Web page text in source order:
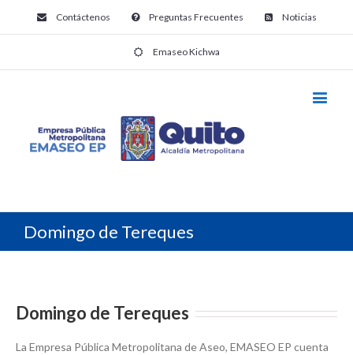
Contáctenos Preguntas Frecuentes Noticias
Emaseo Kichwa
Domingo de Tereques
Domingo de Tereques
La Empresa Pública Metropolitana de Aseo, EMASEO EP cuenta